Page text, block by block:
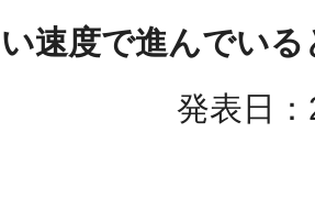
速度で進んでいる
発表日